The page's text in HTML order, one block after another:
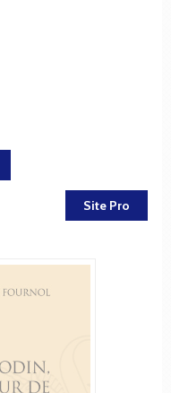
Site Pro